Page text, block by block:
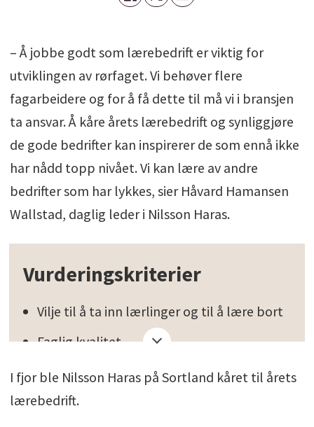
– Å jobbe godt som lærebedrift er viktig for
utviklingen av rørfaget. Vi behøver flere
fagarbeidere og for å få dette til må vi i bransjen
ta ansvar. Å kåre årets lærebedrift og synliggjøre
de gode bedrifter kan inspirerer de som ennå ikke
har nådd topp nivået. Vi kan lære av andre
bedrifter som har lykkes, sier Håvard Hamansen
Wallstad, daglig leder i Nilsson Haras.
Vurderingskriterier
Vilje til å ta inn lærlinger og til å lære bort
Faglig kvalitet
Læremiljø/ivaretakelse av lærlinger
Roller bedriften tar på seg i
I fjor ble Nilsson Haras på Sortland kåret til årets
lærebedrift.